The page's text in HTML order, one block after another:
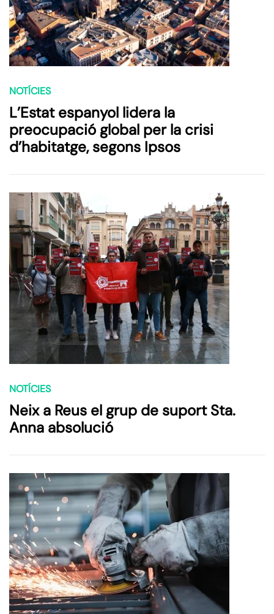
NOTÍCIES
L’Estat espanyol lidera la
preocupació global per la crisi
d’habitatge, segons Ipsos
NOTÍCIES
Neix a Reus el grup de suport Sta.
Anna absolució